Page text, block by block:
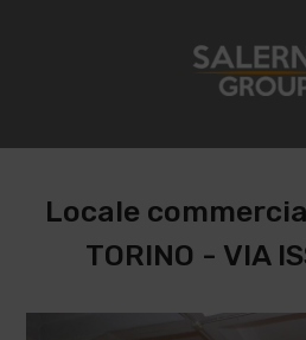
Locale
TORINO - VIA